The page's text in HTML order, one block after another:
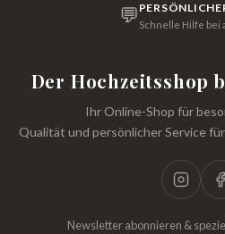
💬 Schnelle Hilfe bei
Der Hochzeitsshop
Ihr Online-Shop für
Qualität und persönlicher Service
Newsletter abonnieren &